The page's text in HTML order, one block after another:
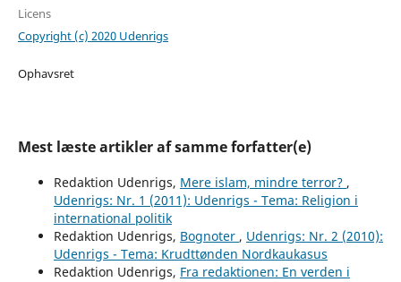
Licens
Copyright (c) 2020 Udenrigs
Ophavsret
Mest læste artikler af samme forfatter(e)
Redaktion Udenrigs, Mere islam, mindre terror? ,
Udenrigs: Nr. 1 (2011): Udenrigs - Tema: Religion i
international politik
Redaktion Udenrigs, Bognoter , Udenrigs: Nr. 2 (2010):
Udenrigs - Tema: Krudttønden Nordkaukasus
Redaktion Udenrigs, Fra redaktionen: En verden i